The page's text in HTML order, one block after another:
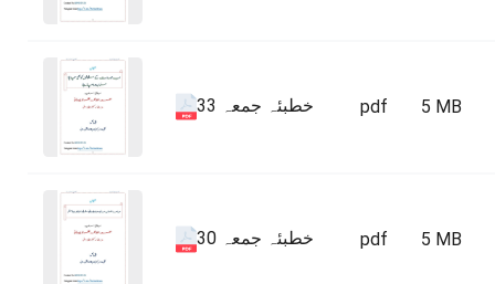
خطبئہ جمعہ 33 pdf 5 MB
خطبئہ جمعہ 30 pdf 5 MB